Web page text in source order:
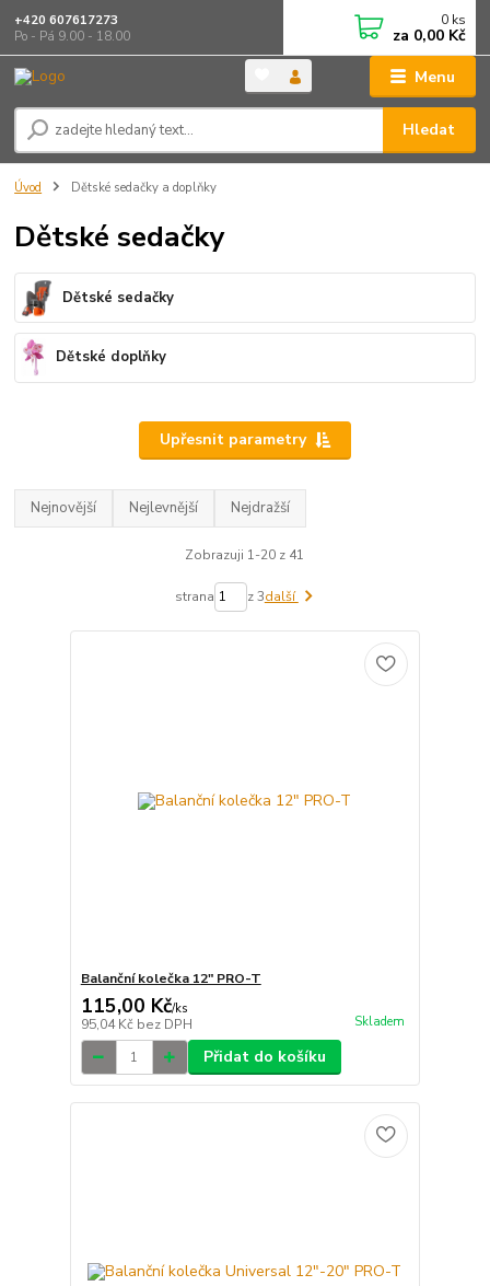
Menu
Hledat
+420 607617273
Po - Pá 9.00 - 18.00
0 ks
za 0,00 Kč
Úvod Dětské sedačky a doplňky
Dětské sedačky
Dětské sedačky
Dětské doplňky
Upřesnit parametry
Nejnovější Nejlevnější Nejdražší
Zobrazuji 1-20 z 41
strana z 3další
Balanční kolečka 12" PRO-T
115,00 Kč/ks
95,04 Kč bez DPH Skladem
Přidat do košíku